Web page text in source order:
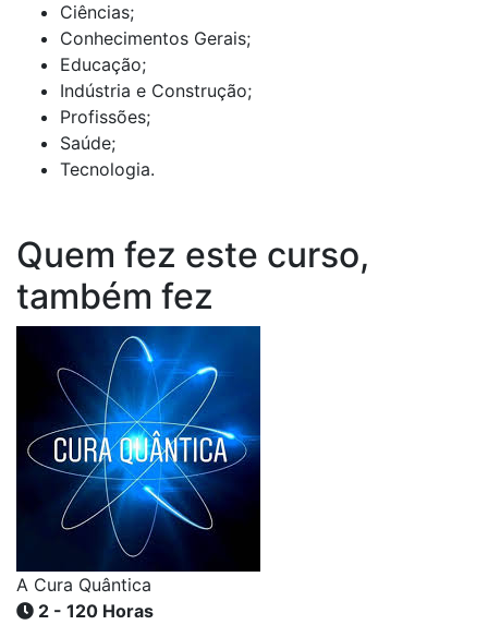
Ciências;
Conhecimentos Gerais;
Educação;
Indústria e Construção;
Profissões;
Saúde;
Tecnologia.
Quem fez este curso,
também fez
A Cura Quântica
2 - 120 Horas